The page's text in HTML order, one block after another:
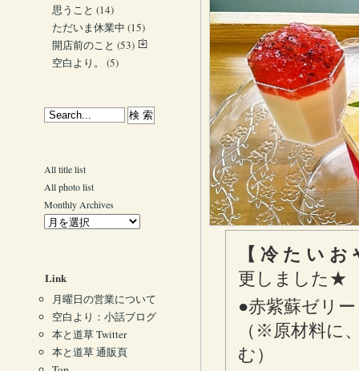
【 冷 た い お
更しました★
●赤紫蘇ゼリ
（※原材料に
む）
思うこと (14)
ただいま休業中 (15)
開店前のこと (53)
空白より。
(5)
All title list
All photo list
Monthly Archives
Link
月曜日の営業について
空白より：小話ブログ
本と道草 Twitter
本と道草 通販頁